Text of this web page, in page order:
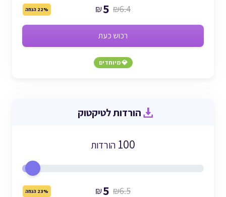
₪5 ₪6.4 22% הנחה
רכוש כעת
💎 מיוחדים
הורדות לטיקטוק
100 הורדות
₪5 ₪6.5 23% הנחה